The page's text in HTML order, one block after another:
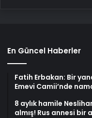
En Güncel Haberler
Fatih Erbakan: Bir
Emevi Camii’nde
8 aylık hamile
almış! Rus annesi bir